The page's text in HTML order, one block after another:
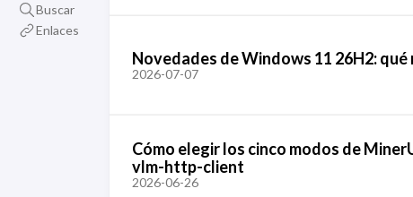
Buscar
Enlaces
Novedades de Windows 11 26H2:
2026-07-07
Cómo elegir los cinco modos de
vlm-http-client
2026-06-26